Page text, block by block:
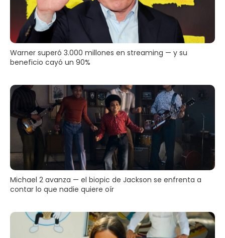
Warner superó 3.000 millones en streaming — y su
beneficio cayó un 90%
Michael 2 avanza — el biopic de Jackson se enfrenta a
contar lo que nadie quiere oír